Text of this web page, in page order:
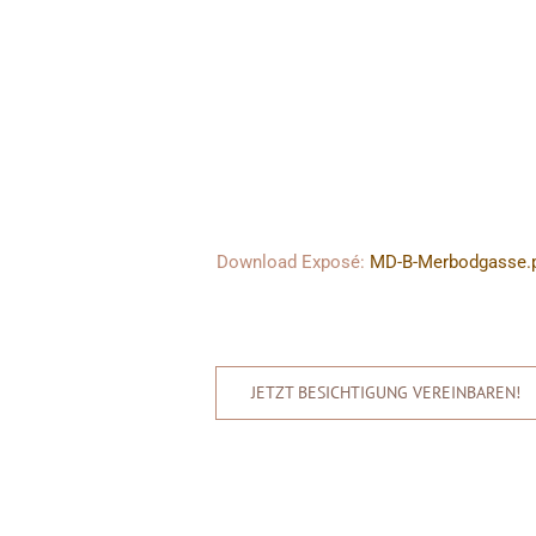
Download Exposé: MD-B-
JETZT BESICHTIGUNG VEREINBAREN!